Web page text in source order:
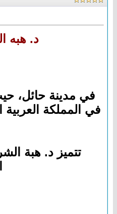
د. هبه
في مدينة حائل،
في المملكة
تتميز د. هبة